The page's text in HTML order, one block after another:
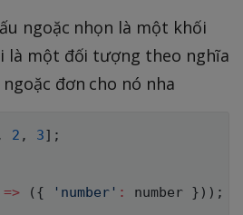
ngoặc nhọn là một khối
là một đối tượng theo nghĩa
đơn cho nó nha
2 , 3] ;
=> ( { 'number' : number } ) ) ;